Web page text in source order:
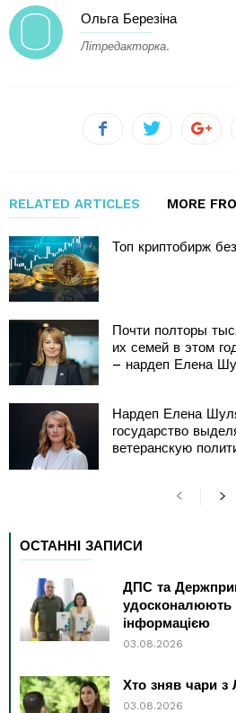
Ольга Березіна
Літредакторка.
RELATED ARTICLES MORE
Топ криптобирж
Почти полторы
их семей в этом
– нардеп Елена
Нардеп Елена
государство
ветеранскую
ОСТАННІ ЗАПИСИ
ДПС та
удосконалюють
інформацією
03.08.2026
Хто зняв чари
03.08.2026